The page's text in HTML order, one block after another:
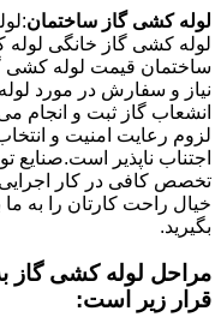
لوله کشی گاز ساختمان
لوله کشی گاز خانگی
ساختمان قیمت لوله کشی
نیاز و سفارش در مورد
انشعاب گاز ثبت و انجام
لزوم رعایت امنیت و
اجتناب ناپذیر است.صنایع
تخصص کافی در کار اجرایی
خیال راحت کارتان را به
بگیرید.
مراحل لوله کشی گاز
قرار زیر است: